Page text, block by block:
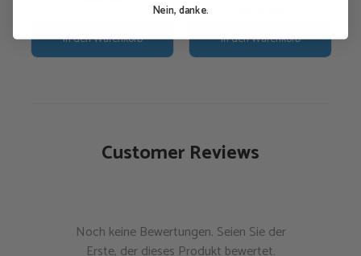
In den Warenkorb In den Warenkorb
Customer Reviews
Noch keine Bewertungen. Seien Sie der
Erste, der dieses Produkt bewertet.
Nein, danke.